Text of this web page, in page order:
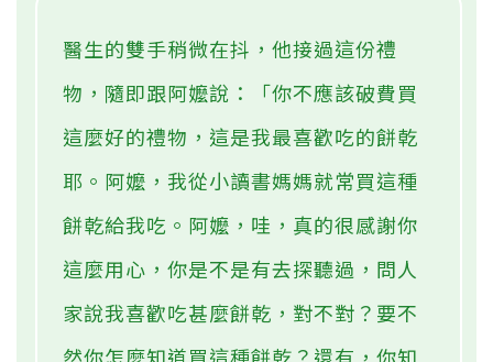
醫生的雙手稍微在抖，他接過這份禮
物，隨即跟阿嬤說：「你不應該破費買
這麼好的禮物，這是我最喜歡吃的餅乾
耶。阿嬤，我從小讀書媽媽就常買這種
餅乾給我吃。阿嬤，哇，真的很感謝你
這麼用心，你是不是有去探聽過，問人
家說我喜歡吃甚麼餅乾，對不對？要不
然你怎麼知道買這種餅乾？還有，你知